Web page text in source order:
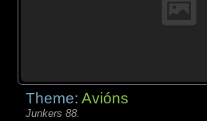
Theme:Avións
Junkers 88.